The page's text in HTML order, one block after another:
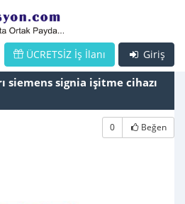
Giriş
ÜCRETSİZ İş İlanı
siemens signia işitme cihazı
0 Beğen